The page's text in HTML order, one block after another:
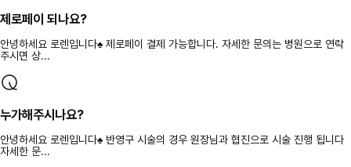
제로페이 되나요?
안녕하세요 로렌입니다♠ 제로페이 결제 가능합니다. 자세한 문의는 병원으로 연락
주시면 상...
누가해주시나요?
안녕하세요 로렌입니다♠ 반영구 시술의 경우 원장님과 협진으로 시술 진행 됩니다
자세한 문...